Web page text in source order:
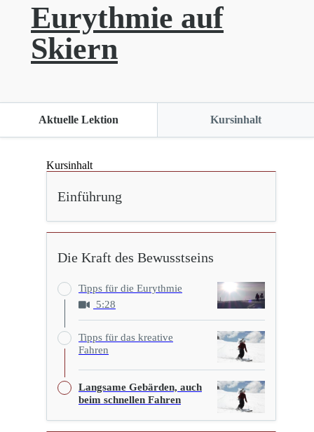
Eurythmie auf
Skiern
Aktuelle Lektion Kursinhalt
Kursinhalt
Einführung
Die Kraft des Bewusstseins
Tipps für die Eurythmie
5:28
Tipps für das kreative
Fahren
Langsame Gebärden, auch
beim schnellen Fahren